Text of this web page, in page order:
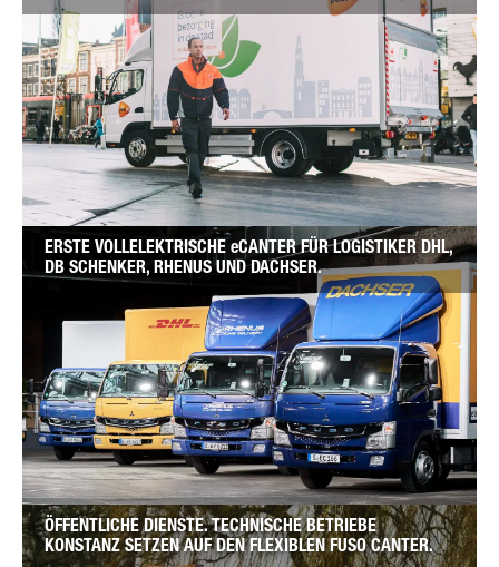
ERSTE VOLLELEKTRISCHE eCANTER FÜR LOGISTIKER DHL,
DB SCHENKER, RHENUS UND DACHSER.
ÖFFENTLICHE DIENSTE. TECHNISCHE BETRIEBE
KONSTANZ SETZEN AUF DEN FLEXIBLEN FUSO CANTER.